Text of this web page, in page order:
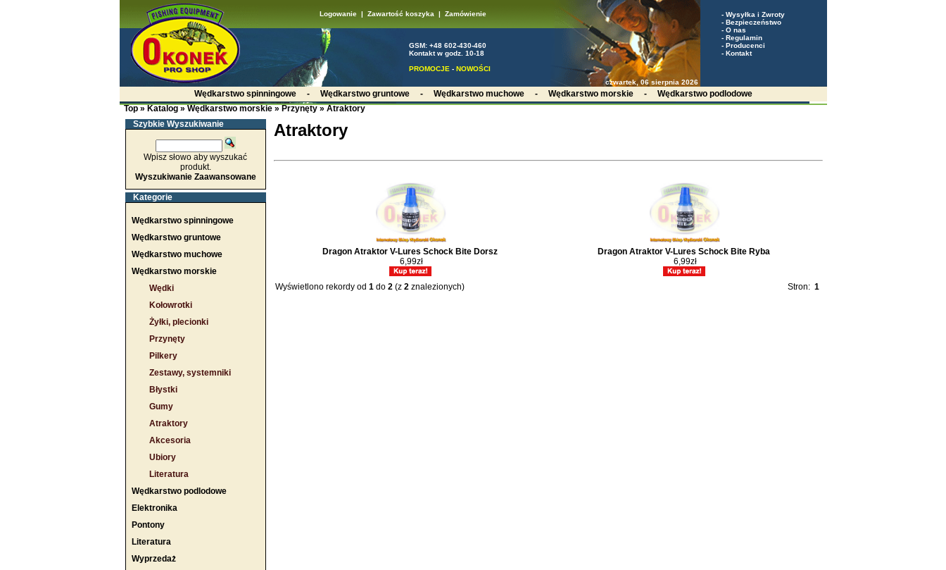
Logowanie | Zawartość koszyka | Zamówienie
czwartek, 06 sierpnia 2026
- Wysyłka i Zwroty
- Bezpieczeństwo
- O nas
- Regulamin
- Producenci
- Kontakt
GSM: +48 602-430-460
Kontakt w godz. 10-18
PROMOCJE - NOWOŚCI
Wędkarstwo spinningowe- Wędkarstwo gruntowe- Wędkarstwo muchowe- Wędkarstwo morskie- Wędkarstwo podlodowe
Top» Katalog» Wędkarstwo morskie» Przynęty» Atraktory
Szybkie Wyszukiwanie
Wpisz słowo aby wyszukać
produkt.
Wyszukiwanie Zaawansowane
Kategorie
Wędkarstwo spinningowe
Wędkarstwo gruntowe
Wędkarstwo muchowe
Wędkarstwo morskie
Wędki
Kołowrotki
Żyłki, plecionki
Przynęty
Pilkery
Zestawy, systemniki
Błystki
Gumy
Atraktory
Akcesoria
Ubiory
Literatura
Wędkarstwo podlodowe
Elektronika
Pontony
Literatura
Wyprzedaż
Atraktory
Dragon Atraktor V-Lures Schock Bite Dorsz
6,99zł
Dragon Atraktor V-Lures Schock Bite Ryba
6,99zł
Wyświetlono rekordy od 1do 2(z 2znalezionych) Stron: 1